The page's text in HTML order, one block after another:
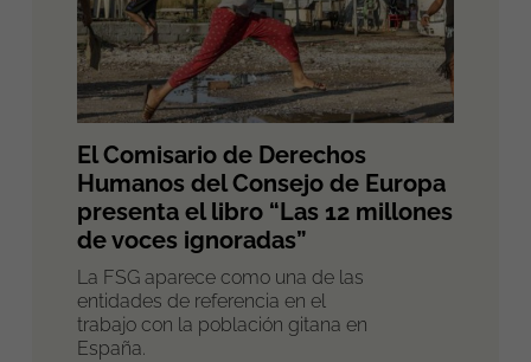
El Comisario de Derechos
Humanos del Consejo de Europa
presenta el libro “Las 12 millones
de voces ignoradas”
La FSG aparece como una de las
entidades de referencia en el
trabajo con la población gitana en
España.